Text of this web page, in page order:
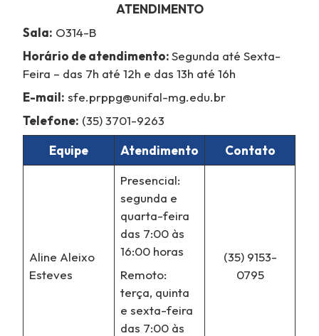
ATENDIMENTO
Sala: O314-B
Horário de atendimento:Segunda até Sexta-
Feira – das 7h até 12h e das 13h até 16h
E-mail: sfe.prppg@unifal-mg.edu.br
Telefone: (35) 3701-9263
Equipe
Atendimento Contato
Aline Aleixo
Esteves
Presencial:
segunda e
quarta-feira
das 7:00 às
16:00 horas
Remoto:
terça, quinta
e sexta-feira
das 7:00 às
(35) 9153-
0795